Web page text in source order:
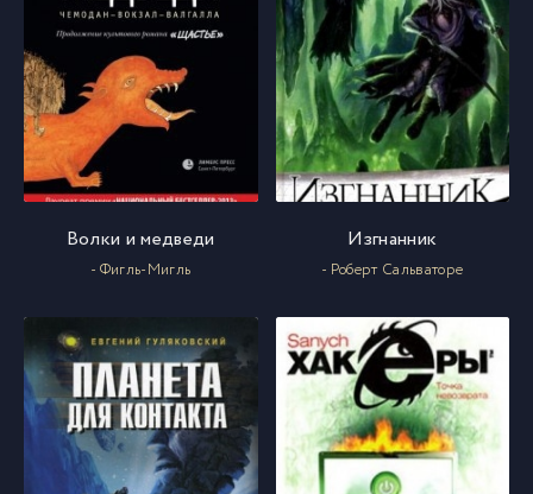
Волки и медведи
- Фигль-Мигль
Изгнанник
- Роберт Сальваторе